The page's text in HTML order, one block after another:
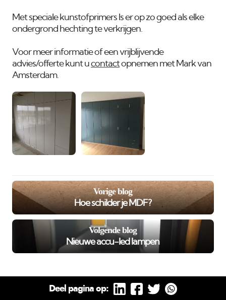
Met speciale kunstofprimers Is er op zo goed als elke
ondergrond hechting te verkrijgen.
Voor meer informatie of een vrijblijvende
advies/offerte kunt ucontactopnemen met Mark van
Amsterdam.
Vorige blog
Hoe schilder je MDF?
Volgende blog
Nieuwe accu-led lampen
Deel pagina op: